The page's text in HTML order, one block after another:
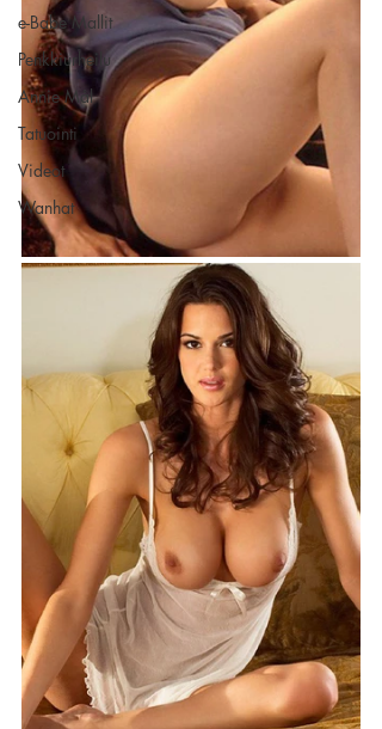
e-Babe Mallit
Penkkiurheilu
Annie Mål
Tatuointi
Videot
Wanhat